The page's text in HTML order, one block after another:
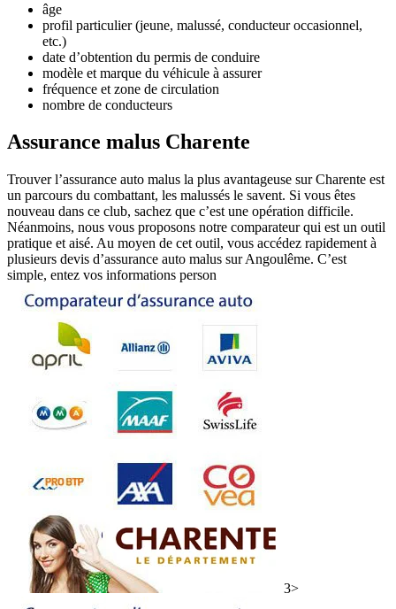
âge
profil particulier (jeune, malussé, conducteur occasionnel,
etc.)
date d’obtention du permis de conduire
modèle et marque du véhicule à assurer
fréquence et zone de circulation
nombre de conducteurs
Assurance malus Charente
Trouver l’assurance auto malus la plus avantageuse sur Charente est
un parcours du combattant, les malussés le savent. Si vous êtes
nouveau dans ce club, sachez que c’est une opération difficile.
Néanmoins, nous vous proposons notre comparateur qui est un outil
pratique et aisé. Au moyen de cet outil, vous accédez rapidement à
plusieurs devis d’assurance auto malus sur Angoulême. C’est
simple, entez vos informations person
3>